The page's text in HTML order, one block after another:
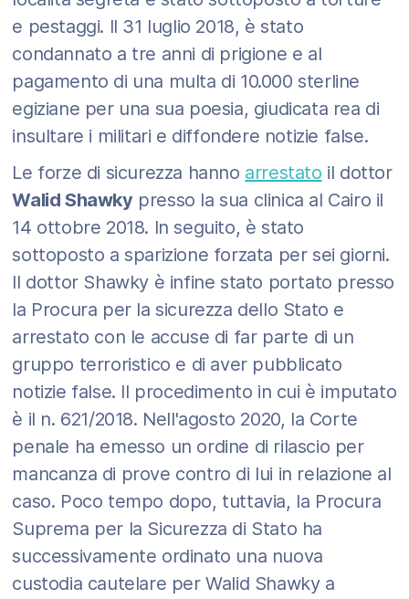
e pestaggi. Il 31 luglio 2018, è stato
condannato a tre anni di prigione e al
pagamento di una multa di 10.000 sterline
egiziane per una sua poesia, giudicata rea di
insultare i militari e diffondere notizie false.
Le forze di sicurezza hanno arrestato il dottor
Walid Shawkypresso la sua clinica al Cairo il
14 ottobre 2018. In seguito, è stato
sottoposto a sparizione forzata per sei giorni.
Il dottor Shawky è infine stato portato presso
la Procura per la sicurezza dello Stato e
arrestato con le accuse di far parte di un
gruppo terroristico e di aver pubblicato
notizie false. Il procedimento in cui è imputato
è il n. 621/2018. Nell'agosto 2020, la Corte
penale ha emesso un ordine di rilascio per
mancanza di prove contro di lui in relazione al
caso. Poco tempo dopo, tuttavia, la Procura
Suprema per la Sicurezza di Stato ha
successivamente ordinato una nuova
custodia cautelare per Walid Shawky a